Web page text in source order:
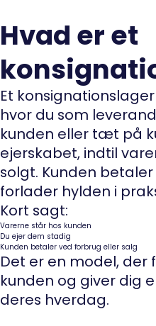
Hvad er et
Et
hvor du som
kunden eller tæt på
ejerskabet, indtil
solgt. Kunden
forlader hylden i
Kort sagt:
Varerne står hos kunden
Du ejer dem stadig
Kunden betaler ved forbrug eller salg
Det er en model,
kunden og giver dig
deres hverdag.